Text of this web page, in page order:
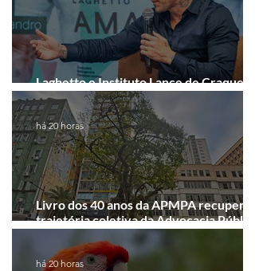
Laghetto e Instituto Lance de Craque
firmam parceria em Porto Alegre
Livro dos 40 anos da APMPA recupera a
trajetória coletiva da Advocacia Pública
há 20 horas
há 20 horas